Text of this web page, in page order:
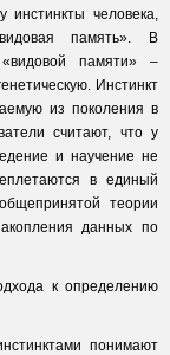
человека,
память». В
памяти» –
Инстинкт
из поколения в
считают, что у
и научение не
в единый
теории
данных по
к определению
понимают